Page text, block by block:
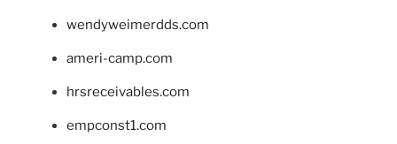
wendyweimerdds.com
ameri-camp.com
hrsreceivables.com
empconst1.com